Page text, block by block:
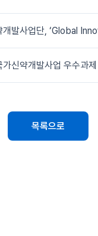
신약개발사업 우수과제
목록으로